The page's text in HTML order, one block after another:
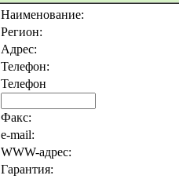
Наименование:
Регион:
Адрес:
Телефон:
Телефон
Факс:
e-mail:
WWW-адрес:
Гарантия: